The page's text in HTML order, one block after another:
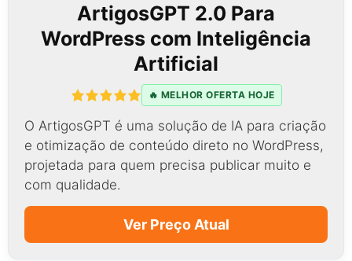
ArtigosGPT 2.0 Para
WordPress com Inteligência
Artificial
🔥 MELHOR OFERTA HOJE
O ArtigosGPT é uma solução de IA para criação
e otimização de conteúdo direto no WordPress,
projetada para quem precisa publicar muito e
com qualidade.
Ver Preço Atual